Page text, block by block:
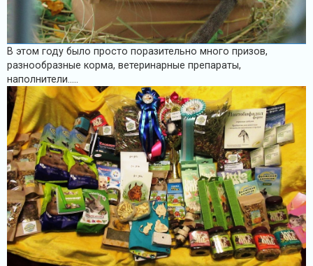
В этом году было просто поразительно много призов,
разнообразные корма, ветеринарные препараты,
наполнители.....